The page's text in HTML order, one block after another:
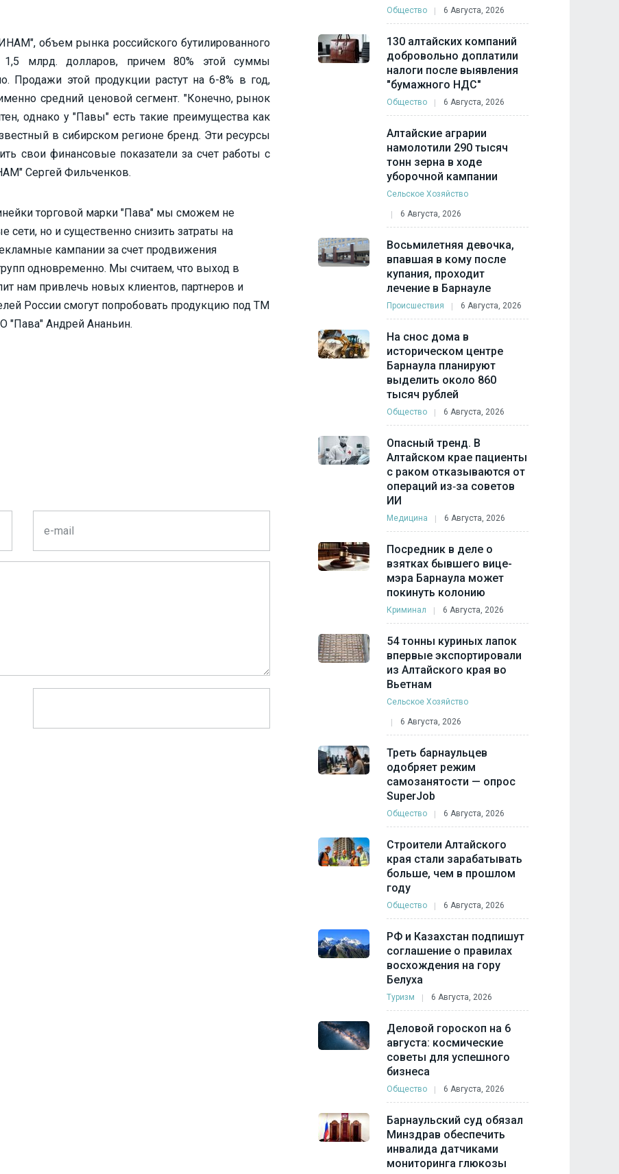
объем рынка российского бутилированного
1,5 млрд. долларов, причем 80% этой суммы
Продажи этой продукции растут на 6-8% в год,
средний ценовой сегмент. "Конечно, рынок
однако у "Павы" есть такие преимущества как
в сибирском регионе бренд. Эти ресурсы
свои финансовые показатели за счет работы с
Сергей Фильченков.
торговой марки "Пава" мы сможем не
но и существенно снизить затраты на
кампании за счет продвижения
одновременно. Мы считаем, что выход в
нам привлечь новых клиентов, партнеров и
России смогут попробовать продукцию под ТМ
"Пава" Андрей Ананьин.
Общество 6 Августа, 2026
130 алтайских компаний
добровольно доплатили
налоги после выявления
"бумажного НДС"
Общество 6 Августа, 2026
Алтайские аграрии
намолотили 290 тысяч
тонн зерна в ходе
уборочной кампании
Сельское Хозяйство
6 Августа, 2026
Восьмилетняя девочка,
впавшая в кому после
купания, проходит
лечение в Барнауле
Происшествия 6 Августа, 2026
На снос дома в
историческом центре
Барнаула планируют
выделить около 860
тысяч рублей
Общество 6 Августа, 2026
Опасный тренд. В
Алтайском крае пациенты
с раком отказываются от
операций из‑за советов
ИИ
Медицина 6 Августа, 2026
Посредник в деле о
взятках бывшего вице-
мэра Барнаула может
покинуть колонию
Криминал 6 Августа, 2026
54 тонны куриных лапок
впервые экспортировали
из Алтайского края во
Вьетнам
Сельское Хозяйство
6 Августа, 2026
Треть барнаульцев
одобряет режим
самозанятости — опрос
SuperJob
Общество 6 Августа, 2026
Строители Алтайского
края стали зарабатывать
больше, чем в прошлом
году
Общество 6 Августа, 2026
РФ и Казахстан подпишут
соглашение о правилах
восхождения на гору
Белуха
Туризм 6 Августа, 2026
Деловой гороскоп на 6
августа: космические
советы для успешного
бизнеса
Общество 6 Августа, 2026
Барнаульский суд обязал
Минздрав обеспечить
инвалида датчиками
мониторинга глюкозы